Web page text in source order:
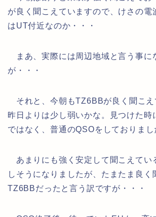
が良く聞こえていますので、けさの電
はUT付近なのか・・・
まあ、実際には周辺地域と言う事に
が・・・
それと、今朝もTZ6BBが良く聞こえ
昨日よりは少し弱いかな。見つけた時
ではなく、普通のQSOをしておりまし
あまりにも強く安定して聞こえてい
しそうになりましたが、たまたま良く
TZ6BBだったと言う訳ですが・・・